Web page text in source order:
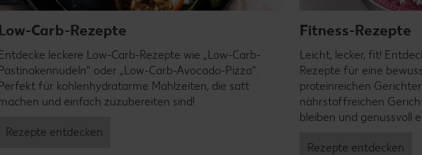
Low-Carb-Rezepte
Entdecke leckere Low-Carb-Rezepte wie „Low-Carb-
Pastinakennudeln" oder „Low-Carb-Avocado-Pizza".
Perfekt für kohlenhydratarme Mahlzeiten, die satt
und einfach zuzubereiten sind!
Rezepte entdecken
Fitness-Rezepte
Leicht, lecker, fit!
Rezepte für eine
proteinreichen
nährstoffreichen
bleiben und genussvoll
Rezepte entdecken